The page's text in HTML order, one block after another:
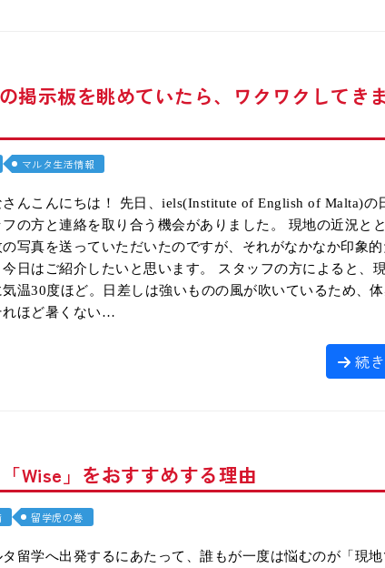
掲示板を眺めていたら、ワクワクしてき
マルタ生活情報
さんこんにちは！ 先日、iels(Institute of English of Malta)の
フの方と連絡を取り合う機会がありました。 現地の近況とと
写真を送っていただいたのですが、それがなかなか印象
今日はご紹介したいと思います。 スタッフの方によると、
気温30度ほど。日差しは強いものの風が吹いているため、
れほど暑くない…
続
Wise」をおすすめする理由
留学虎の巻
タ留学へ出発するにあたって、誰もが一度は悩むのが「現